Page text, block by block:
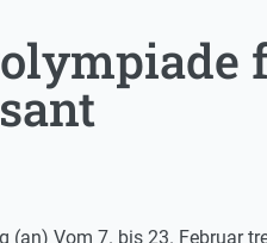
(an) Vom 7. bis 23. Februar